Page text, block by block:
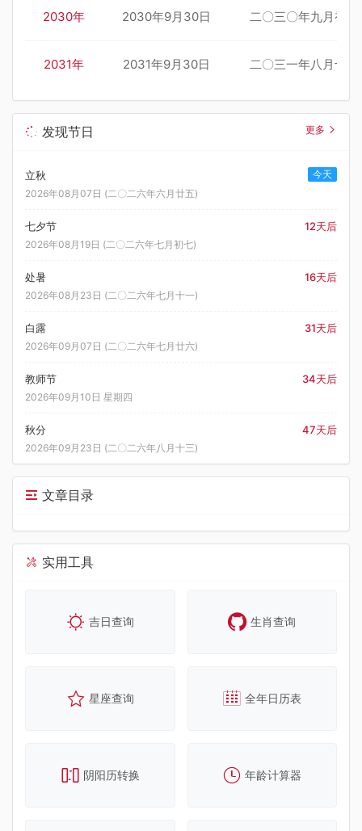
2030年 2030年9月30日 二〇三〇年九月初四
2031年 2031年9月30日 二〇三一年八月十四
发现节日 更多
立秋
今天
2026年08月07日 (二〇二六年六月廿五)
七夕节 12天后
2026年08月19日 (二〇二六年七月初七)
处暑 16天后
2026年08月23日 (二〇二六年七月十一)
白露 31天后
2026年09月07日 (二〇二六年七月廿六)
教师节 34天后
2026年09月10日 星期四
秋分 47天后
2026年09月23日 (二〇二六年八月十三)
文章目录
实用工具
吉日查询 生肖查询
星座查询 全年日历表
阴阳历转换 年龄计算器